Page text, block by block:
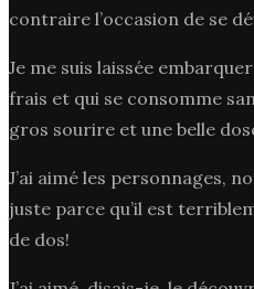
contraire l’occasion de se
Je me suis laissée
frais et qui se consomme
gros sourire et une belle
J’ai aimé les personnages,
juste parce qu’il est
de dos!